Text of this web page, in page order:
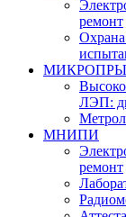
ремонт
Охрана
ЛЭП:
МНИПИ
ремонт